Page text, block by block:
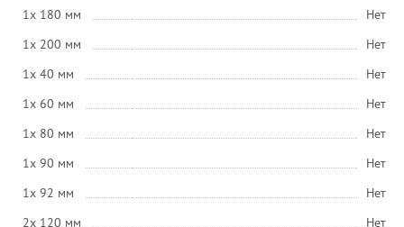
1x 180 мм
Нет
1x 200 мм
Нет
1x 40 мм
Нет
1x 60 мм
Нет
1x 80 мм
Нет
1x 90 мм
Нет
1x 92 мм
Нет
2x 120 мм
Нет